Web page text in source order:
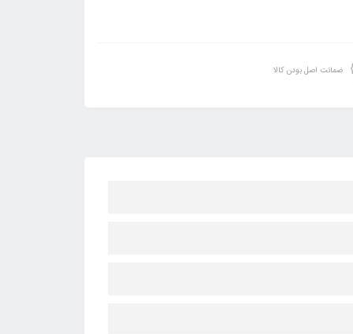
ضمانت اصل بودن کالا